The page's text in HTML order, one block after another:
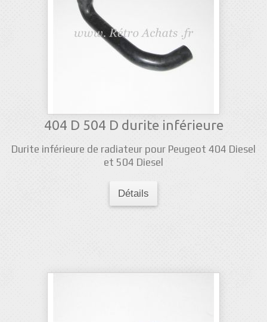
404 D 504 D durite inférieure
Durite inférieure de radiateur pour Peugeot 404 Diesel
et 504 Diesel
Détails